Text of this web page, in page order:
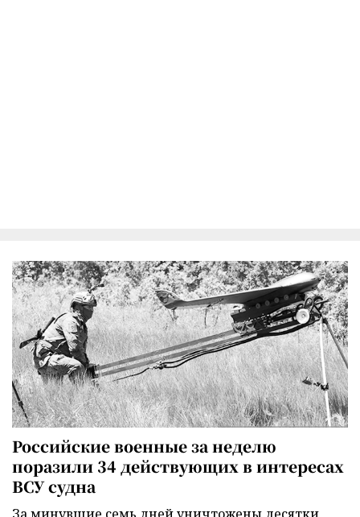
Российские военные за неделю
поразили 34 действующих в интересах
ВСУ судна